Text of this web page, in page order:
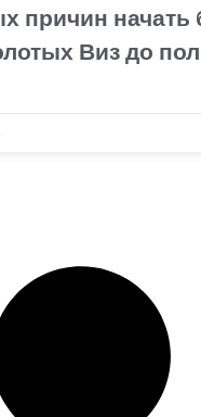
причин начать
Виз до